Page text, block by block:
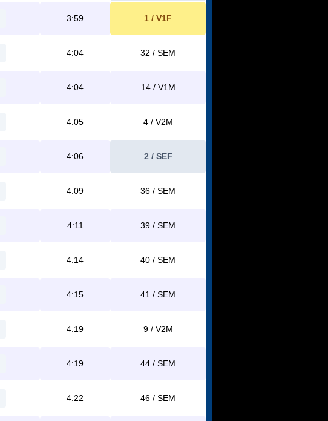
3:59 1 / V1F
4:04 32 / SEM
4:04 14 / V1M
4:05 4 / V2M
4:06 2 / SEF
4:09 36 / SEM
4:11 39 / SEM
4:14 40 / SEM
4:15 41 / SEM
4:19 9 / V2M
4:19 44 / SEM
4:22 46 / SEM